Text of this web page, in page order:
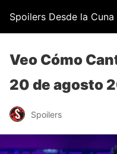
Spoilers Desde la Cuna
Veo Cómo
20 de agosto
Spoilers